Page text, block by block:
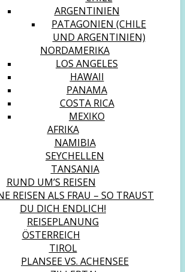
ARGENTINIEN
PATAGONIEN (CHILE
UND ARGENTINIEN)
NORDAMERIKA
LOS ANGELES
HAWAII
PANAMA
COSTA RICA
MEXIKO
AFRIKA
NAMIBIA
SEYCHELLEN
TANSANIA
RUND UM’S REISEN
REISEN ALS FRAU – SO TRAUST
DU DICH ENDLICH!
REISEPLANUNG
ÖSTERREICH
TIROL
PLANSEE VS. ACHENSEE